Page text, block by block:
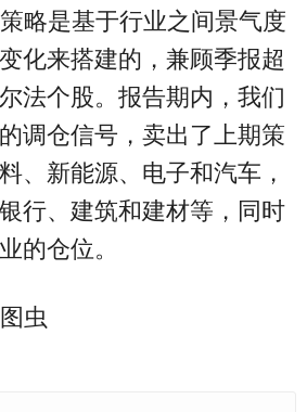
略是基于行业之间景气度
化来搭建的，兼顾季报超
法个股。报告期内，我们
调仓信号，卖出了上期策
、新能源、电子和汽车，
行、建筑和建材等，同时
的仓位。
虫